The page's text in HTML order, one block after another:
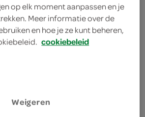
siroop
kies je winkel
op elk moment aanpassen en je
Meer informatie over de
en hoe je ze kunt beheren,
cookiebeleid
Weigeren